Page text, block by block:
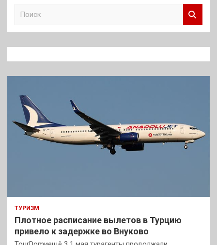
к
ТУРИЗМ
Плотное расписание вылетов в Турцию
привело к задержке во Внуково